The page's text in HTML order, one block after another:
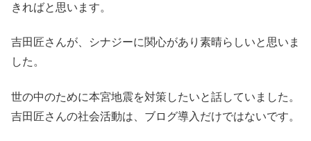
きればと思います。
吉田匠さんが、シナジーに関心があり素晴らしいと思いま
した。
世の中のために本宮地震を対策したいと話していました。
吉田匠さんの社会活動は、ブログ導入だけではないです。